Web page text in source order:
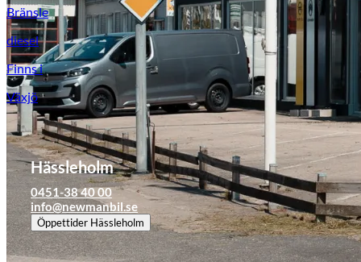
Bränsle
diesel
Finns i
Växjö
Hässleholm
0451-38 40 00
info@newmanbil.se
Öppettider Hässleholm